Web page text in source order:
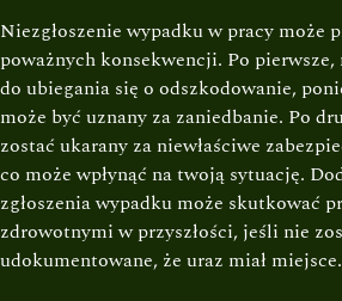
Niezgłoszenie wypadku w pracy może
poważnych konsekwencji. Po
do ubiegania się o odszkodowanie,
może być uznany za zaniedbanie. Po
zostać ukarany za niewłaściwe
co może wpłynąć na twoją sytuację.
zgłoszenia wypadku może skutkować
zdrowotnymi w przyszłości, jeśli nie
udokumentowane, że uraz miał miejsce.